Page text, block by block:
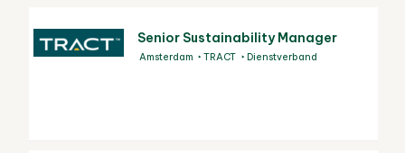
Senior Sustainability Manager
Amsterdam TRACT Dienstverband